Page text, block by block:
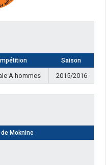
Saison
A hommes 2015/2016
Moknine